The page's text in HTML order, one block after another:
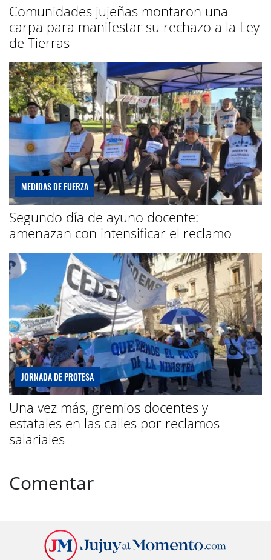
Comunidades jujeñas montaron una
carpa para manifestar su rechazo a la Ley
de Tierras
MEDIDAS DE FUERZA
Segundo día de ayuno docente:
amenazan con intensificar el reclamo
JORNADA DE PROTESA
Una vez más, gremios docentes y
estatales en las calles por reclamos
salariales
Comentar